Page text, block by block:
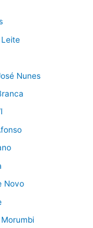
Nunes
Novo